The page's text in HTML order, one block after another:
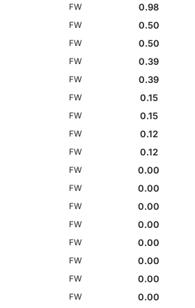
FW
0.98
FW
0.50
FW
0.50
FW
0.39
FW
0.39
FW
0.15
FW
0.15
FW
0.12
FW
0.12
FW
0.00
FW
0.00
FW
0.00
FW
0.00
FW
0.00
FW
0.00
FW
0.00
FW
0.00